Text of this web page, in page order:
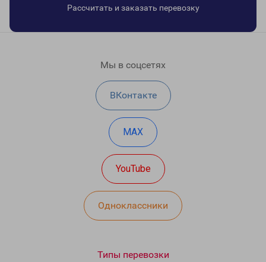
Рассчитать и заказать перевозку
Мы в соцсетях
ВКонтакте
MAX
YouTube
Одноклассники
Типы перевозки